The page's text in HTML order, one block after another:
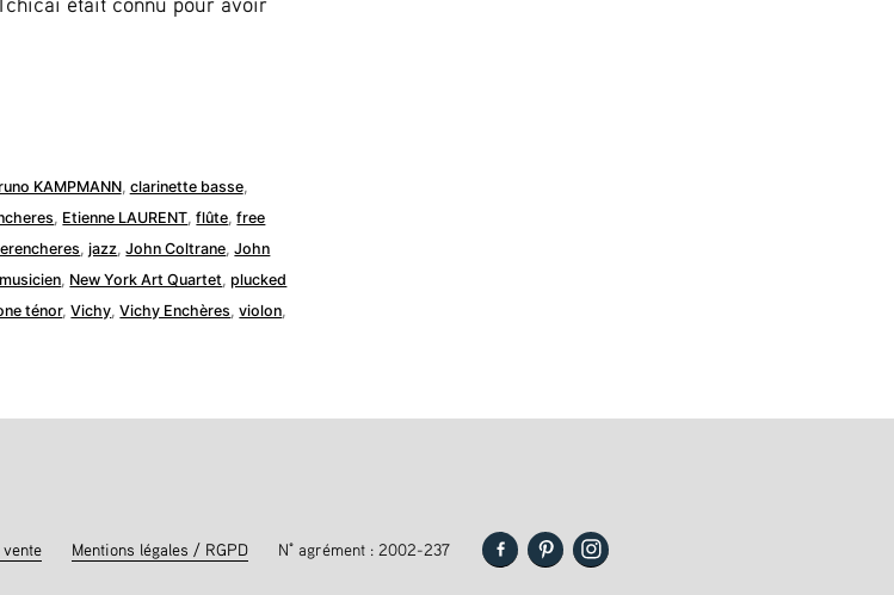
KAMPMANN, clarinette basse,
, Etienne LAURENT,flûte,free
,jazz,John Coltrane,John
musicien, New York Art Quartet,plucked
ténor,Vichy,Vichy Enchères,violon,
Mentions légales / RGPD N° agrément : 2002-237